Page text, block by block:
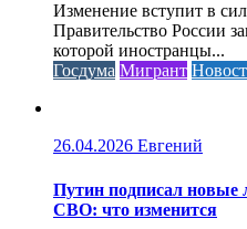
Изменение вступит в
Правительство России
которой иностранцы...
Госдума Мигрант
26.04.2026 Евгений
Путин подписал новые
СВО: что изменится